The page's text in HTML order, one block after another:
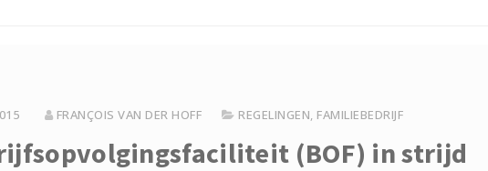
FRANÇOIS VAN DER HOFF REGELINGEN, FAMILIEBEDRIJF
(BOF) in strijd